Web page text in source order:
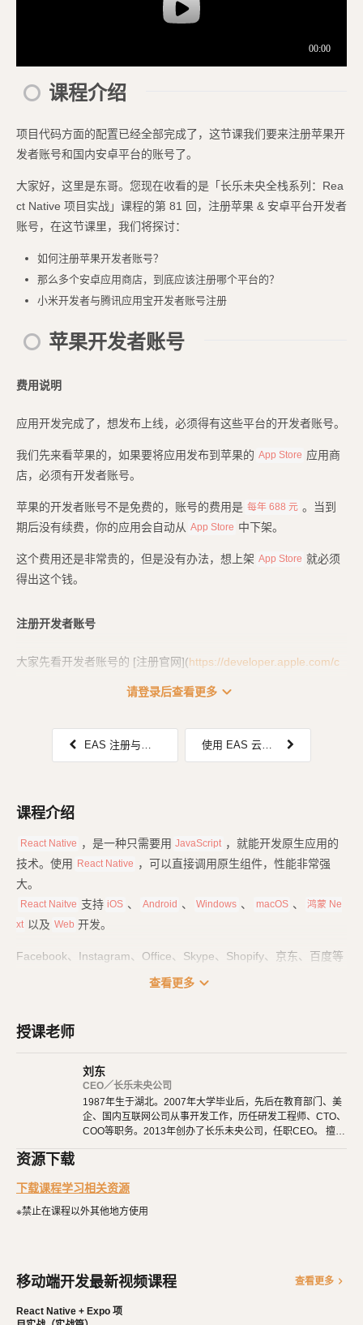
课程介绍
项目代码方面的配置已经全部完成了，这节课我们要来注册苹果开
发者账号和国内安卓平台的账号了。
大家好，这里是东哥。您现在收看的是「长乐未央全栈系列：Rea
ct Native 项目实战」课程的第 81 回，注册苹果 & 安卓平台开发者
账号，在这节课里，我们将探讨：
如何注册苹果开发者账号？
那么多个安卓应用商店，到底应该注册哪个平台的？
小米开发者与腾讯应用宝开发者账号注册
苹果开发者账号
费用说明
应用开发完成了，想发布上线，必须得有这些平台的开发者账号。
我们先来看苹果的，如果要将应用发布到苹果的 App Store 应用商
店，必须有开发者账号。
苹果的开发者账号不是免费的，账号的费用是 每年 688 元 。当到
期后没有续费，你的应用会自动从 App Store 中下架。
这个费用还是非常贵的，但是没有办法，想上架 App Store 就必须
得出这个钱。
注册开发者账号
大家先看开发者账号的 [注册官网](https://developer.apple.com/c
请登录后查看更多 expand_more
课程介绍
React Native ，是一种只需要用 JavaScript ，就能开发原生应用的
技术。使用
React Native ，可以直接调用原生组件，性能非常强
大。
React Naitve 支持 iOS 、 Android 、 Windows 、 macOS 、
鸿蒙 Ne
xt 以及 Web 开发。
Facebook、Instagram、Office、Skype、Shopify、京东、百度等
大量知名应用，也都使用了 React Native
基础篇：里面是
：项目都是由多个页面组成的，它们之间互相跳转、参数传
递、路由和 TabBar 的配置，都在这里学习。
：打好基础后，就要开始项目实战了。我们从零开始，一点
发布篇：最后，在开发完成后，终于可以发布到应用商店了，让大
家都羡慕你的成就。
查看更多 expand_more
授课老师
刘东
CEO／长乐未央公司
1987年生于湖北。2007年大学毕业后，先后在教育部门、美
企、国内互联网公司从事开发工作，历任研发工程师、CTO、
COO等职务。2013年创办了长乐未央公司，任职CEO。 擅长
发iOS、Android原生App。 对编程、AI和机器人都有深厚的
兴趣，觉得做开发非常快乐，能创造梦想中的产品是一件非常
有幸福感的事情。喜爱阅读，尤其是历史相关的书籍。喜欢音
资源下载
下载课程学习相关资源
※禁止在课程以外其他地方使用
移动端开发最新视频课程 查看更多 chevron_right
React Native + Expo 项